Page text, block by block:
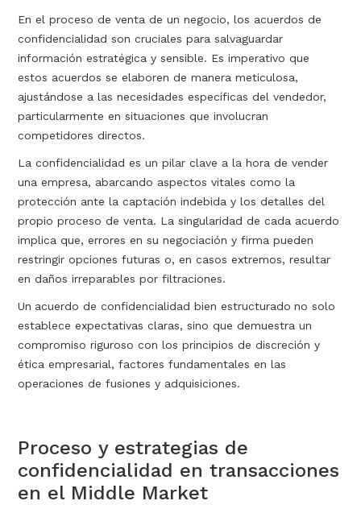
En el proceso de venta de un negocio, los acuerdos de
confidencialidad son cruciales para salvaguardar
información estratégica y sensible. Es imperativo que
estos acuerdos se elaboren de manera meticulosa,
ajustándose a las necesidades específicas del vendedor,
particularmente en situaciones que involucran
competidores directos.
La confidencialidad es un pilar clave a la hora de vender
una empresa, abarcando aspectos vitales como la
protección ante la captación indebida y los detalles del
propio proceso de venta. La singularidad de cada acuerdo
implica que, errores en su negociación y firma pueden
restringir opciones futuras o, en casos extremos, resultar
en daños irreparables por filtraciones.
Un acuerdo de confidencialidad bien estructurado no solo
establece expectativas claras, sino que demuestra un
compromiso riguroso con los principios de discreción y
ética empresarial, factores fundamentales en las
operaciones de fusiones y adquisiciones.
Proceso y estrategias de
confidencialidad en transacciones
en el Middle Market